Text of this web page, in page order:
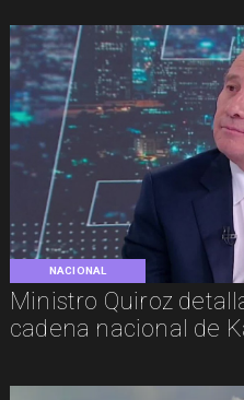
NACIONAL
Ministro Quiroz
cadena nacional de